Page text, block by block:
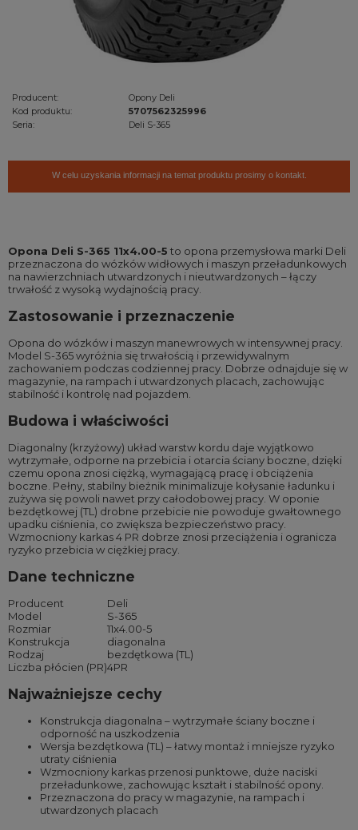
Producent:
Opony Deli
Kod produktu:
5707562325996
Seria:
Deli S-365
W celu uzyskania informacji na temat produktu prosimy o kontakt.
Opona Deli S-365 11x4.00-5 to opona przemysłowa marki Deli
przeznaczona do wózków widłowych i maszyn przeładunkowych
na nawierzchniach utwardzonych i nieutwardzonych – łączy
trwałość z wysoką wydajnością pracy.
Zastosowanie i przeznaczenie
Opona do wózków i maszyn manewrowych w intensywnej pracy.
Model S-365 wyróżnia się trwałością i przewidywalnym
zachowaniem podczas codziennej pracy. Dobrze odnajduje się w
magazynie, na rampach i utwardzonych placach, zachowując
stabilność i kontrolę nad pojazdem.
Budowa i właściwości
Diagonalny (krzyżowy) układ warstw kordu daje wyjątkowo
wytrzymałe, odporne na przebicia i otarcia ściany boczne, dzięki
czemu opona znosi ciężką, wymagającą pracę i obciążenia
boczne. Pełny, stabilny bieżnik minimalizuje kołysanie ładunku i
zużywa się powoli nawet przy całodobowej pracy. W oponie
bezdętkowej (TL) drobne przebicie nie powoduje gwałtownego
upadku ciśnienia, co zwiększa bezpieczeństwo pracy.
Wzmocniony karkas 4 PR dobrze znosi przeciążenia i ogranicza
ryzyko przebicia w ciężkiej pracy.
Dane techniczne
Producent
Deli
Model
S-365
Rozmiar
11x4.00-5
Konstrukcja
diagonalna
Rodzaj
bezdętkowa (TL)
Liczba płócien (PR)4PR
Najważniejsze cechy
Konstrukcja diagonalna – wytrzymałe ściany boczne i
odporność na uszkodzenia
Wersja bezdętkowa (TL) – łatwy montaż i mniejsze ryzyko
utraty ciśnienia
Wzmocniony karkas przenosi punktowe, duże naciski
przeładunkowe, zachowując kształt i stabilność opony.
Przeznaczona do pracy w magazynie, na rampach i
utwardzonych placach